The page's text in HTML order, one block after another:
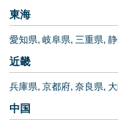
東海
愛知県 岐阜県 三重県
近畿
兵庫県 京都府 奈良県
中国